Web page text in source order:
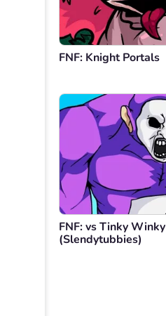
FNF: Knight Portals
FNF: vs Tinky Winky
(Slendytubbies)